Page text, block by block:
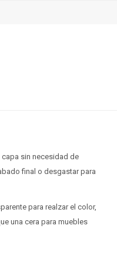
capa sin necesidad de
final o desgastar para
para realzar el color,
una cera para muebles